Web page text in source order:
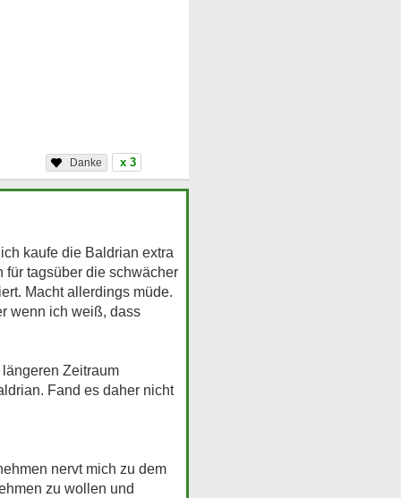
x 3
kaufe die Baldrian extra
für tagsüber die schwächer
Macht allerdings müde.
wenn ich weiß, dass
Zeitraum
Fand es daher nicht
nervt mich zu dem
zu wollen und